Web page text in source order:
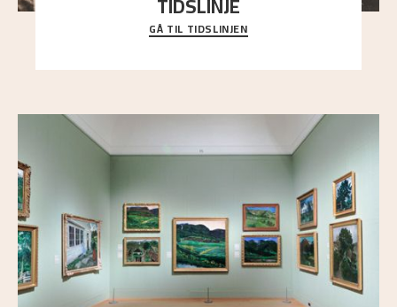
Bli kjent med Nikolai Astrups liv, kunstnerskap og
ettermæle i en interaktiv presentasjon.
GÅ TIL TIDSLINJEN